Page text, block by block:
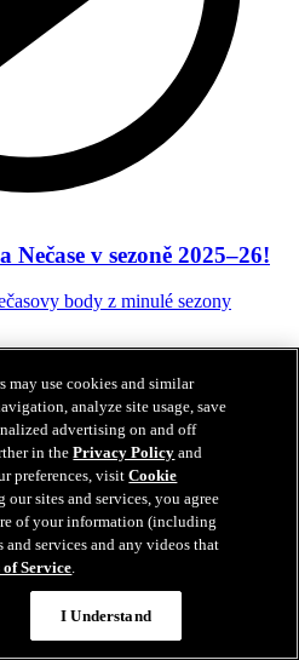
v sezoně 2025–26!
body z minulé sezony
may use cookies and similar
analyze site usage, save
advertising on and off
in thePrivacy Policy and
preferences, visitCookie
our sites and services, you agree
of your information (including
services and any videos that
of Service.
I Understand